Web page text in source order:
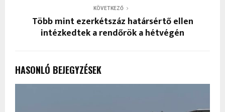
KÖVETKEZŐ
Több mint ezerkétszáz határsértő ellen
intézkedtek a rendőrök a hétvégén
HASONLÓ BEJEGYZÉSEK